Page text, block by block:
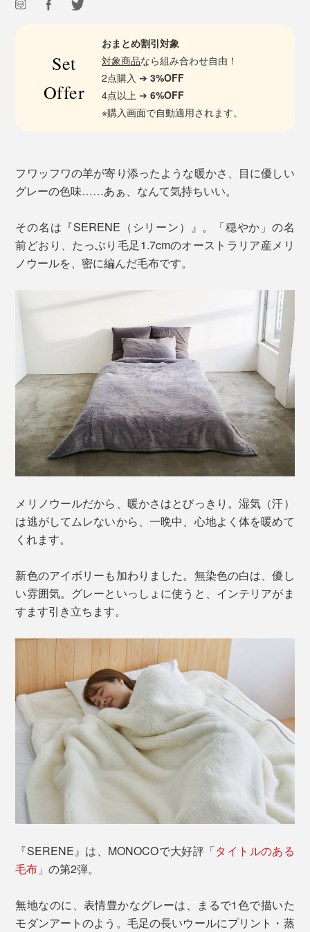
Set
Offer
おまとめ割引対象
対象商品なら組み合わせ自由！
2点購入 ➔3%OFF
4点以上 ➔6%OFF
※購入画面で自動適用されます。
フワッフワの羊が寄り添ったような暖かさ、目に優しい
グレーの色味……あぁ、なんて気持ちいい。
その名は『SERENE（シリーン）』。「穏やか」の名
前どおり、たっぷり毛足1.7cmのオーストラリア産メリ
ノウールを、密に編んだ毛布です。
メリノウールだから、暖かさはとびっきり。湿気（汗）
は逃がしてムレないから、一晩中、心地よく体を暖めて
くれます。
新色のアイボリーも加わりました。無染色の白は、優し
い雰囲気。グレーといっしょに使うと、インテリアがま
すます引き立ちます。
『SERENE』は、MONOCOで大好評「タイトルのある
毛布 」の第2弾。
無地なのに、表情豊かなグレーは、まるで1色で描いた
モダンアートのよう。毛足の長いウールにプリント・蒸